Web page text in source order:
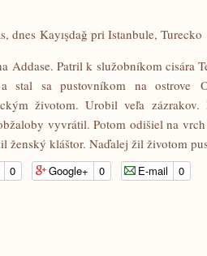
dnes Kayışdağ pri Istanbule, Turecko
Addase. Patril k služobníkom cisára
stal sa pustovníkom na ostrove
životom. Urobil veľa
vyvrátil. Potom odišiel na
ženský kláštor. Naďalej žil životom
0 Google+ 0 E-mail 0